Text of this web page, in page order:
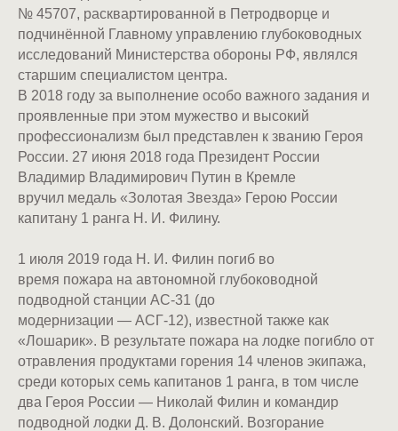
№ 45707, расквартированной в Петродворце и
подчинённой Главному управлению глубоководных
исследований Министерства обороны РФ, являлся
старшим специалистом центра.
В 2018 году за выполнение особо важного задания и
проявленные при этом мужество и высокий
профессионализм был представлен к званию Героя
России. 27 июня 2018 года Президент России
Владимир Владимирович Путин в Кремле
вручил медаль «Золотая Звезда» Герою России
капитану 1 ранга Н. И. Филину.
1 июля 2019 года Н. И. Филин погиб во
время пожара на автономной глубоководной
подводной станции АС-31 (до
модернизации — АСГ-12), известной также как
«Лошарик». В результате пожара на лодке погибло от
отравления продуктами горения 14 членов экипажа,
среди которых семь капитанов 1 ранга, в том числе
два Героя России — Николай Филин и командир
подводной лодки Д. В. Долонский. Возгорание